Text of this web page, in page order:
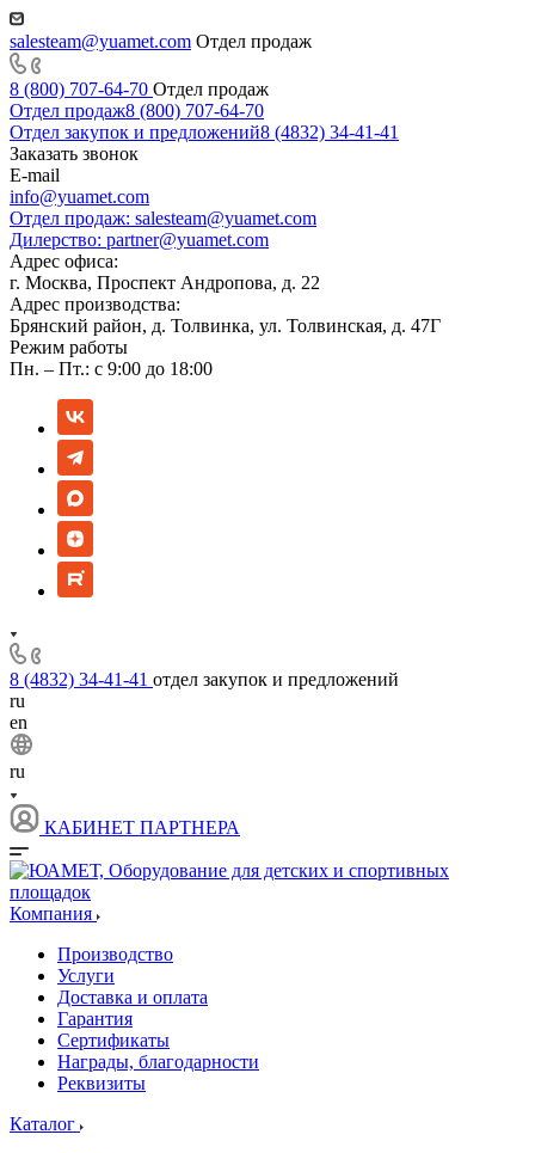
salesteam@yuamet.com Отдел продаж
8 (800) 707-64-70 Отдел продаж
Отдел продаж8 (800) 707-64-70
Отдел закупок и предложений8 (4832) 34-41-41
Заказать звонок
E-mail
info@yuamet.com
Отдел продаж: salesteam@yuamet.com
Дилерство: partner@yuamet.com
Адрес офиса:
г. Москва, Проспект Андропова, д. 22
Адрес производства:
Брянский район, д. Толвинка, ул. Толвинская, д. 47Г
Режим работы
Пн. – Пт.: с 9:00 до 18:00
8 (4832) 34-41-41 отдел закупок и предложений
ru
en
ru
КАБИНЕТ ПАРТНЕРА
Компания
Производство
Услуги
Доставка и оплата
Гарантия
Сертификаты
Награды, благодарности
Реквизиты
Каталог